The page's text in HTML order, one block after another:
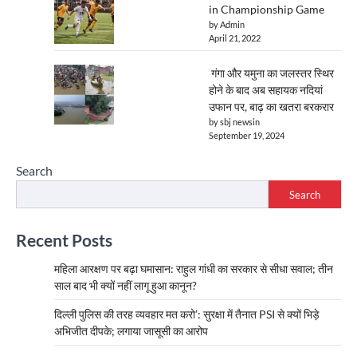
in Championship Game
by Admin
April 21, 2022
गंगा और यमुना का जलस्तर स्थिर
होने के बाद अब सहायक नदियां
उफान पर, बाढ़ का खतरा बरकरार
by sbj newsin
September 19, 2024
Search
Search
Recent Posts
महिला आरक्षण पर बढ़ा घमासान: राहुल गांधी का सरकार से सीधा सवाल; तीन
साल बाद भी क्यों नहीं लागू हुआ कानून?
दिल्ली पुलिस की तरह व्यवहार मत करो’: सुरक्षा में तैनात PSI से क्यों भिड़े
अभिजीत दीपके; लगाया जासूसी का आरोप